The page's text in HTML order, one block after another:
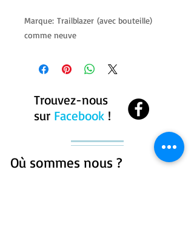
Marque: Trailblazer (avec bouteille)​
comme neuve​
Trouvez-nous
sur Facebook !
Où sommes nous ?